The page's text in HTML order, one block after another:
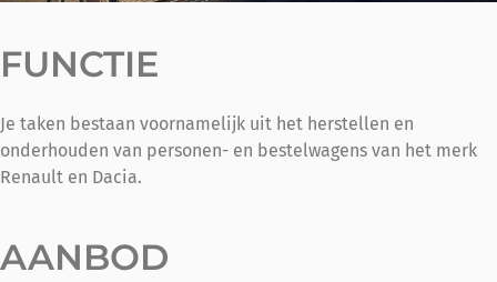
FUNCTIE
Je taken bestaan voornamelijk uit het herstellen en
onderhouden van personen- en bestelwagens van het merk
Renault en Dacia.
AANBOD